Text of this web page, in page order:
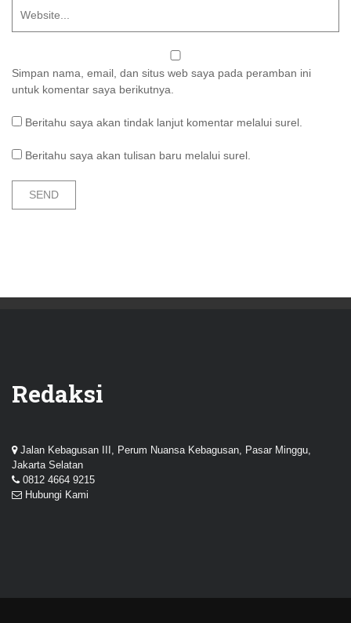
Simpan nama, email, dan situs web saya pada peramban ini
untuk komentar saya berikutnya.
Beritahu saya akan tindak lanjut komentar melalui surel.
Beritahu saya akan tulisan baru melalui surel.
Redaksi
Jalan Kebagusan III, Perum Nuansa Kebagusan, Pasar Minggu,
Jakarta Selatan
0812 4664 9215
Hubungi Kami